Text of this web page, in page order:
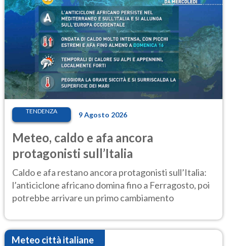
TENDENZA 9 Agosto 2026
Meteo, caldo e afa ancora
protagonisti sull’Italia
Caldo e afa restano ancora protagonisti sull’Italia:
l’anticiclone africano domina fino a Ferragosto, poi
potrebbe arrivare un primo cambiamento
Meteo città italiane